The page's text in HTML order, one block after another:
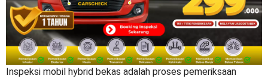
Inspeksi mobil hybrid bekas adalah proses pemeriksaan